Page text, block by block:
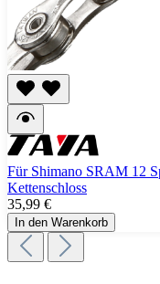
Für Shimano SRAM 12
Kettenschloss
35,99 €
In den Warenkorb